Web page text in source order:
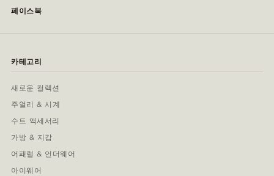
페이스북
카테고리
새로운 컬렉션
주얼리 & 시계
수트 액세서리
가방 & 지갑
어패럴 & 언더웨어
아이웨어